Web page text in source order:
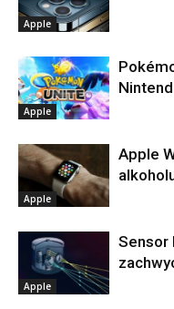
Apple
Apple
Apple
Apple
Apple
Sensor